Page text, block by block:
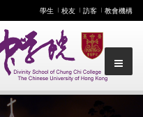
學生 校友 訪客 教會機構